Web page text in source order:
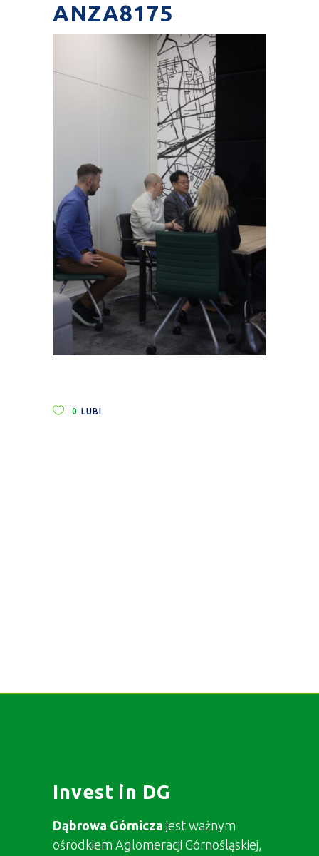
ANZA8175
0 LUBI
Invest in DG
Dąbrowa Górnicza jest ważnym
ośrodkiem Aglomeracji Górnośląskiej,